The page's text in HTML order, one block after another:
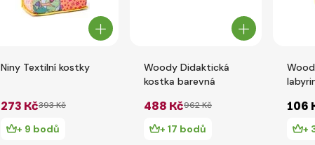
Niny Textilní kostky
273 Kč393 Kč
+ 9 bodů
Woody Didaktická
kostka barevná
488 Kč962 Kč
+ 17 bodů
106
+